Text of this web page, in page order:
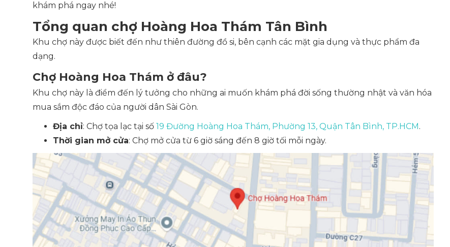
khám phá ngay nhé!
Tổng quan chợ Hoàng Hoa Thám Tân Bình
Khu chợ này được biết đến như thiên đường đồ si, bên cạnh các mặt gia dụng và thực phẩm đa
dạng.
Chợ Hoàng Hoa Thám ở đâu?
Khu chợ này là điểm đến lý tưởng cho những ai muốn khám phá đời sống thường nhật và văn hóa
mua sắm độc đáo của người dân Sài Gòn.
Địa chỉ: Chợ tọa lạc tại số 19 Đường Hoàng Hoa Thám, Phường 13, Quận Tân Bình, TP.HCM.
Thời gian mở cửa: Chợ mở cửa từ 6 giờ sáng đến 8 giờ tối mỗi ngày.